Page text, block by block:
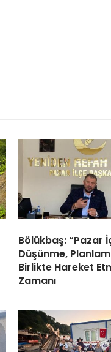
Bölükbaş: “Pazar
Düşünme,
Birlikte Hareket
Zamanı